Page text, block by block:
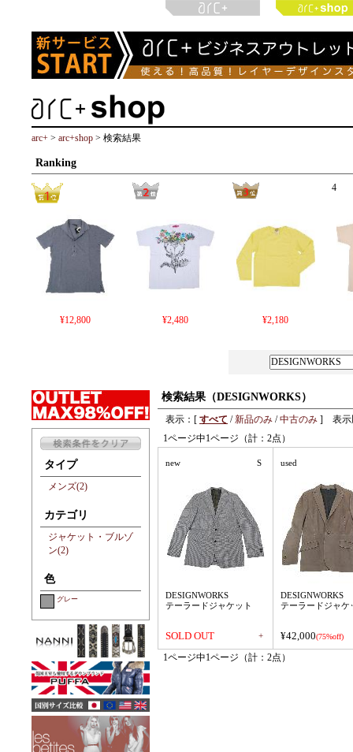
arc+ > arc+shop > 検索結果
Ranking
¥12,800 ¥2,480 ¥2,180
4
タイプ
メンズ(2)
カテゴリ
ジャケット・ブルゾ
ン(2)
色
グレー
検索結果（DESIGNWORKS）
表示：[ すべて /新品のみ /中古のみ ] 表示
1ページ中1ページ（計：2点）
new S
DESIGNWORKS
テーラードジャケット
SOLD OUT +
used
DESIGNWORKS
テーラードジャケ
¥42,000(75%off)
1ページ中1ページ（計：2点）